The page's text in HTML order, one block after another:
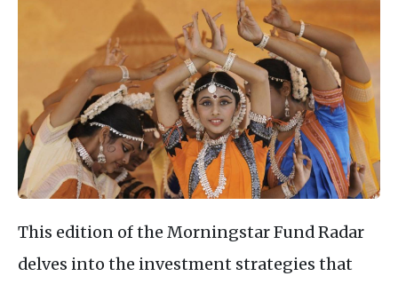
This edition of the Morningstar Fund Radar
delves into the investment strategies that